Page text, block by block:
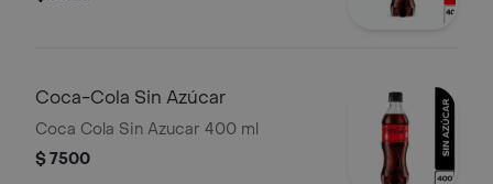
Coca-Cola Sin Azúcar
Coca Cola Sin Azucar 400 ml
$ 7500